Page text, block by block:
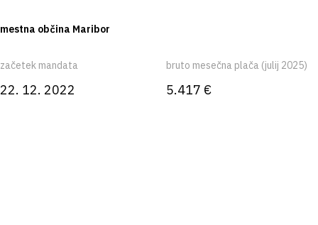
mestna občina Maribor
začetek mandata
22. 12. 2022
bruto mesečna plača (julij 2025)
5.417 €